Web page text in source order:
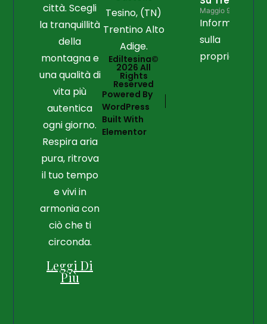
città. Scegli
la tranquillità
della
montagna e
una qualità di
vita più
autentica
ogni giorno.
Respira aria
pura, ritrova
il tuo tempo
e vivi in
armonia con
ciò che ti
circonda.
Leggi Di
Più
Tesino, (TN)
Trentino Alto
Adige.
Ediltesina©
2026 All
Rights
Reserved
Powered By
WordPress
Built With
Elementor
Maggio 9, 2026
Informazioni
sulla
proprietà